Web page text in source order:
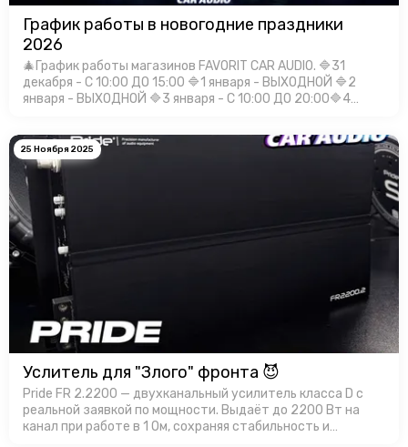
График работы в новогодние праздники
2026
🎄График работы магазинов FAVORIT CAR AUDIO. 🔷31
декабря - С 10:00 ДО 15:00 🔷1 января - ВЫХОДНОЙ 🔷2
января - ВЫХОДНОЙ 🔷3 января - С 10:00 ДО 20:00🔷4
января - С 10:00 Д…
25 Ноября 2025
Услитель для "Злого" фронта 😈
Pride FR 2.2200 — двухканальный усилитель класса D с
реальной заявкой по мощности. Выдаёт до 2200 Вт на
канал при работе в 1 Ом, сохраняя стабильность и